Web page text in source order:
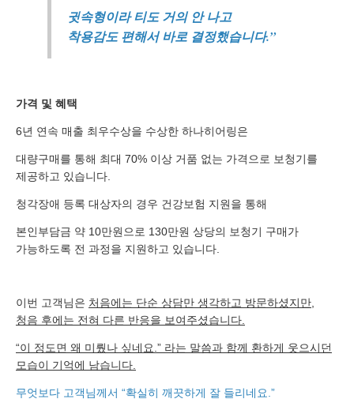
귓속형이라 티도 거의 안 나고
착용감도 편해서 바로 결정했습니다.”
가격 및 혜택
6년 연속 매출 최우수상을 수상한 하나히어링은
대량구매를 통해 최대 70% 이상 거품 없는 가격으로 보청기를
제공하고 있습니다.
청각장애 등록 대상자의 경우 건강보험 지원을 통해
본인부담금 약 10만원으로 130만원 상당의 보청기 구매가
가능하도록 전 과정을 지원하고 있습니다.
이번 고객님은 처음에는 단순 상담만 생각하고 방문하셨지만,
청음 후에는 전혀 다른 반응을 보여주셨습니다.
“이 정도면 왜 미뤘나 싶네요.” 라는 말씀과 함께 환하게 웃으시던
모습이 기억에 남습니다.
무엇보다 고객님께서 “확실히 깨끗하게 잘 들리네요.”